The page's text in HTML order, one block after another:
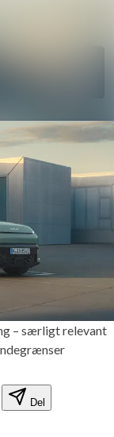
– særligt relevant
Del